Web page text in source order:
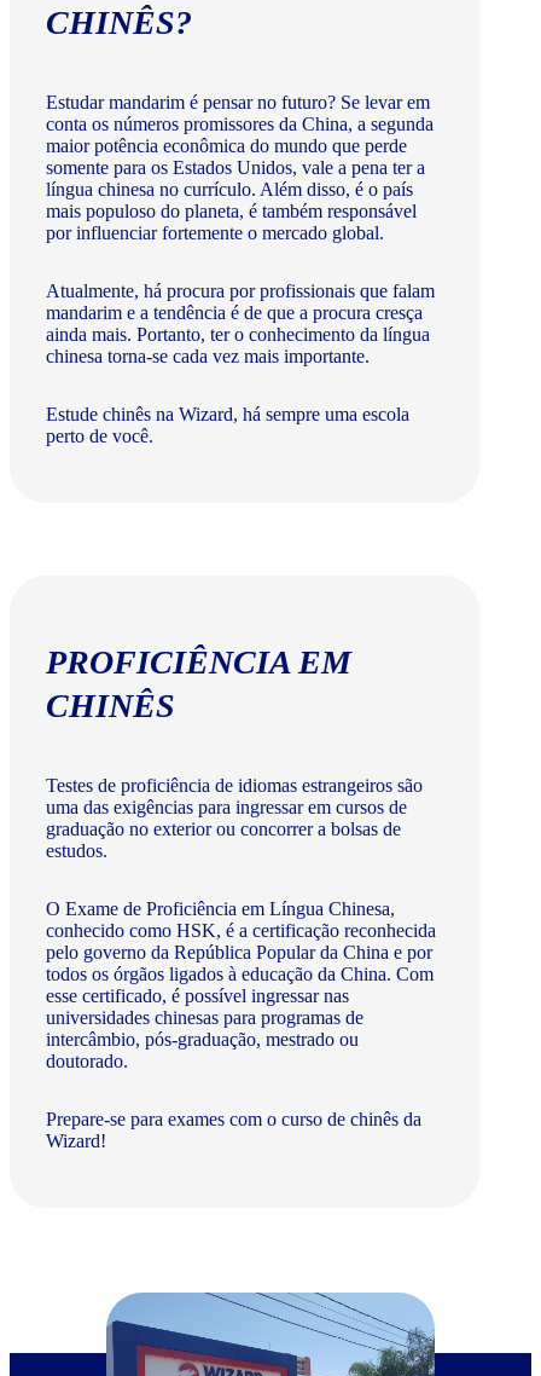
CHINÊS?
Estudar mandarim é pensar no futuro? Se levar em
conta os números promissores da China, a segunda
maior potência econômica do mundo que perde
somente para os Estados Unidos, vale a pena ter a
língua chinesa no currículo. Além disso, é o país
mais populoso do planeta, é também responsável
por influenciar fortemente o mercado global.
Atualmente, há procura por profissionais que falam
mandarim e a tendência é de que a procura cresça
ainda mais. Portanto, ter o conhecimento da língua
chinesa torna-se cada vez mais importante.
Estude chinês na Wizard, há sempre uma escola
perto de você.
PROFICIÊNCIA EM
CHINÊS
Testes de proficiência de idiomas estrangeiros são
uma das exigências para ingressar em cursos de
graduação no exterior ou concorrer a bolsas de
estudos.
O Exame de Proficiência em Língua Chinesa,
conhecido como HSK, é a certificação reconhecida
pelo governo da República Popular da China e por
todos os órgãos ligados à educação da China. Com
esse certificado, é possível ingressar nas
universidades chinesas para programas de
intercâmbio, pós-graduação, mestrado ou
doutorado.
Prepare-se para exames com o curso de chinês da
Wizard!